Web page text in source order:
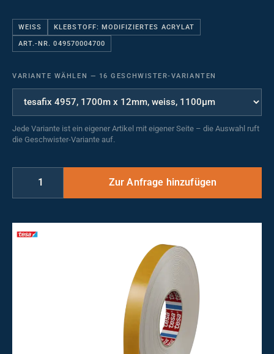
WEISS KLEBSTOFF: MODIFIZIERTES ACRYLAT
ART.-NR. 049570004700
VARIANTE WÄHLEN — 16 GESCHWISTER-VARIANTEN
Jede Variante ist ein eigener Artikel mit eigener Seite – die Auswahl ruft
die Geschwister-Variante auf.